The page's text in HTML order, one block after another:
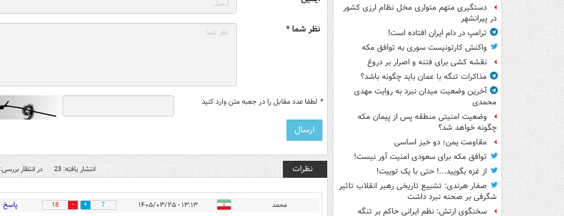
دستگیری متهم متواری مخل نظام ارزی کشور
در پیرانشهر
ترامپ در دام ایران افتاده است!
واکنش کارتونیست سوری به توافق مکه
نقشه کشی برای فتنه و اصرار بر دروغ
مذاکرات تنگه با عمان باید چگونه باشد؟
آخرین وضعیت میدان نبرد به روایت مهدی
محمدی
وضعیت امنیتی منطقه پس از پیمان مکه
چگونه خواهد شد؟
مقاومت یمن؛ دو خیز اساسی
توافق مکه برای سعودی امنیت آور نیست!
از غزه بگویید...! حتی با یک توییت!
صفار هرندی: تشییع تاریخی رهبر انقلاب تاثیر
شگرفی بر صحنه نبرد داشت
سخنگوی ارتش: نظم ایرانی حاکم بر تنگه
نظر شما *
* لطفا عدد مقابل را در جعبه متن وارد کنید
نظرات انتشار یافته: 23 در انتظار بررسی: 0
محمد ۱۳:۱۳ - ۱۴۰۵/۰۳/۲۵ 7
18 پاسخ